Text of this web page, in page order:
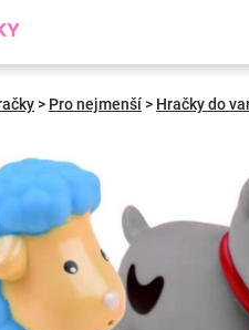
> Pro nejmenší> Hračky do